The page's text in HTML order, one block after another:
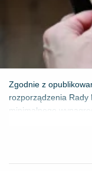
Zgodnie z
rozporządzenia Rady
minimalnego